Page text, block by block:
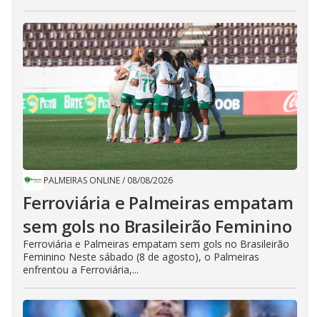
PALMEIRAS ONLINE/ 08/08/2026
Ferroviária e Palmeiras empatam
sem gols no Brasileirão Feminino
Ferroviária e Palmeiras empatam sem gols no Brasileirão
Feminino Neste sábado (8 de agosto), o Palmeiras
enfrentou a Ferroviária,...